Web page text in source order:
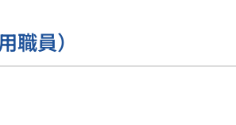
職員）